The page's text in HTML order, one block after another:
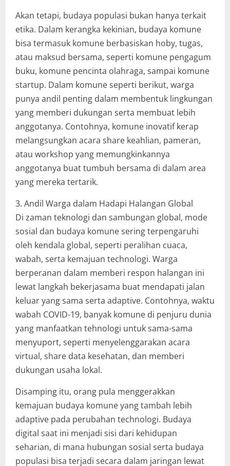
Akan tetapi, budaya populasi bukan hanya terkait
etika. Dalam kerangka kekinian, budaya komune
bisa termasuk komune berbasiskan hoby, tugas,
atau maksud bersama, seperti komune pengagum
buku, komune pencinta olahraga, sampai komune
startup. Dalam komune seperti berikut, warga
punya andil penting dalam membentuk lingkungan
yang memberi dukungan serta membuat lebih
anggotanya. Contohnya, komune inovatif kerap
melangsungkan acara share keahlian, pameran,
atau workshop yang memungkinkannya
anggotanya buat tumbuh bersama di dalam area
yang mereka tertarik.
3. Andil Warga dalam Hadapi Halangan Global
Di zaman teknologi dan sambungan global, mode
sosial dan budaya komune sering terpengaruhi
oleh kendala global, seperti peralihan cuaca,
wabah, serta kemajuan technologi. Warga
berperanan dalam memberi respon halangan ini
lewat langkah bekerjasama buat mendapati jalan
keluar yang sama serta adaptive. Contohnya, waktu
wabah COVID-19, banyak komune di penjuru dunia
yang manfaatkan tehnologi untuk sama-sama
menyuport, seperti menyelenggarakan acara
virtual, share data kesehatan, dan memberi
dukungan usaha lokal.
Disamping itu, orang pula menggerakkan
kemajuan budaya komune yang tambah lebih
adaptive pada perubahan technologi. Budaya
digital saat ini menjadi sisi dari kehidupan
seharian, di mana hubungan sosial serta budaya
populasi bisa terjadi secara dalam jaringan lewat